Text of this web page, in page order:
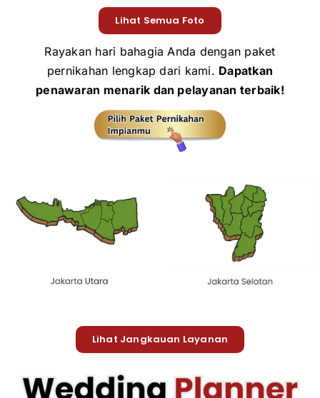
Lihat Semua Foto
Rayakan hari bahagia Anda dengan paket
pernikahan lengkap dari kami. Dapatkan
penawaran menarik dan pelayanan terbaik!
Lihat Jangkauan Layanan